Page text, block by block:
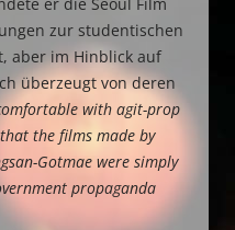
zur studentischen
aber im Hinblick auf
überzeugt von deren
with agit-prop
the films made by
Gotmae were simply
propaganda